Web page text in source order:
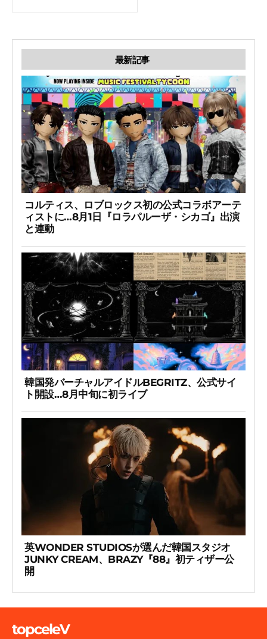
最新記事
コルティス、ロブロックス初の公式コラボアーテ
ィストに…8月1日『ロラパルーザ・シカゴ』出演
と連動
韓国発バーチャルアイドルBEGRITZ、公式サイ
ト開設…8月中旬に初ライブ
英WONDER STUDIOSが選んだ韓国スタジオ
JUNKY CREAM、BRAZY『88』初ティザー公
開
topceleV